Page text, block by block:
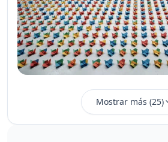
Mostrar más (25)